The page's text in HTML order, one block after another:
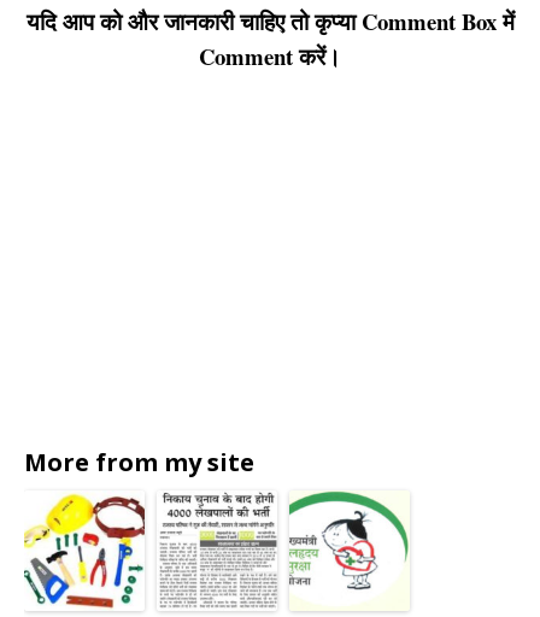
यदि आप को और जानकारी चाहिए तो कृप्या Comment Box में
Comment करें।
More from my site